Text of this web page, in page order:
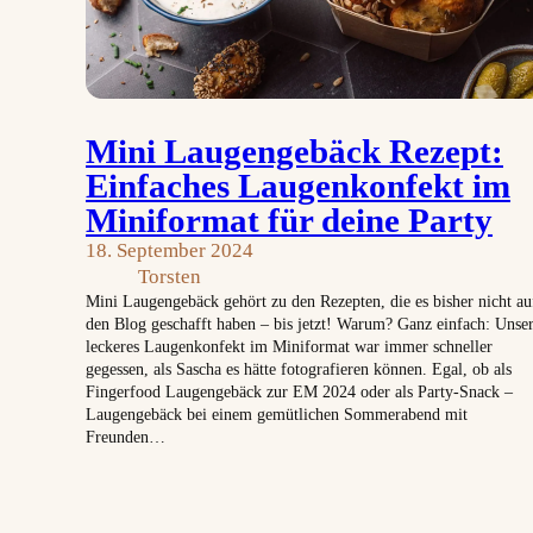
Mini Laugengebäck Rezept:
Einfaches Laugenkonfekt im
Miniformat für deine Party
18. September 2024
Torsten
Mini Laugengebäck gehört zu den Rezepten, die es bisher nicht
den Blog geschafft haben – bis jetzt! Warum? Ganz einfach: Unser
leckeres Laugenkonfekt im Miniformat war immer schneller
gegessen, als Sascha es hätte fotografieren können. Egal, ob als
Fingerfood Laugengebäck zur EM 2024 oder als Party-Snack –
Laugengebäck bei einem gemütlichen Sommerabend mit
Freunden…